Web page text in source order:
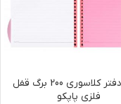
اوراق دفتر کلاسوری 200 برگ قفل
فلزی پاپکو